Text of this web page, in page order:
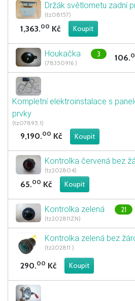
Držák světlometu zadní
(tz08157)
1,363.00 Kč
Houkačka 3
(78350916 )
106.
Kompletní elektroinstalace s
prvky
(tz07895.1)
9,190.00 Kč
Kontrolka červená bez
(tz202804)
65.00 Kč
Kontrolka zelená 21
(tz202811ZN)
Kontrolka zelená bez
(tz202811 )
290.00 Kč